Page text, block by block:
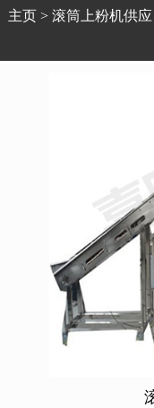
主页> 滚筒上粉机供应